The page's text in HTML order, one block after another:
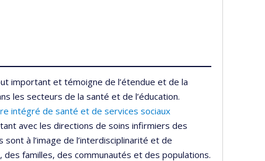
important et témoigne de l’étendue et de la
les secteurs de la santé et de l’éducation.
intégré de santé et de services sociaux
avec les directions de soins infirmiers des
à l’image de l’interdisciplinarité et de
familles, des communautés et des populations.